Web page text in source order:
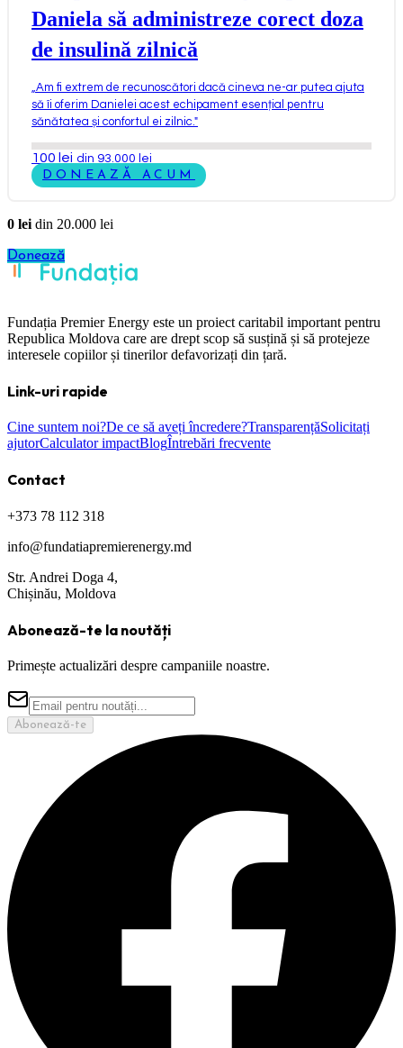
Daniela să administreze corect doza
de insulină zilnică
Am fi extrem de recunoscători dacă cineva ne-ar putea ajuta
să îi oferim Danielei acest echipament esențial pentru
sănătatea și confortul ei zilnic. "
100 lei din 93.000 lei
DONEAZĂ ACUM
0 lei din 20.000 lei
Donează
Fundația Premier Energy este un proiect caritabil important pentru
Republica Moldova care are drept scop să susțină și să protejeze
interesele copiilor și tinerilor defavorizați din țară.
Link-uri rapide
Cine suntem noi?De ce să aveți încredere?TransparențăSolicitați
ajutorCalculator impactBlogÎntrebări frecvente
Contact
+373 78 112 318
info@fundatiapremierenergy.md
Str. Andrei Doga 4,
Chișinău, Moldova
Abonează-te la noutăți
Primește actualizări despre campaniile noastre.
Abonează-te